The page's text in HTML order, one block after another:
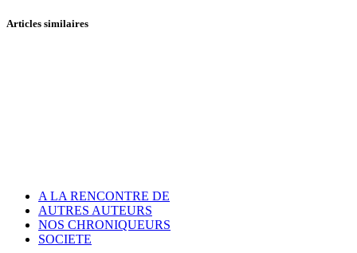
Articles similaires
A LA RENCONTRE DE
AUTRES AUTEURS
NOS CHRONIQUEURS
SOCIETE